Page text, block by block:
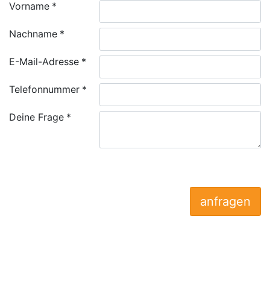
Vorname
Nachname
E-Mail-Adresse
Telefonnummer
Deine Frage
anfragen